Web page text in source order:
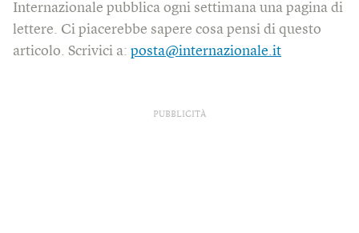
Internazionale pubblica ogni settimana una pagina di
lettere. Ci piacerebbe sapere cosa pensi di questo
articolo. Scrivici a: posta@internazionale.it
PUBBLICITÀ